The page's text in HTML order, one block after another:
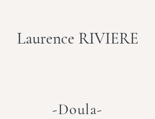
Laurence RIVIERE
-Doula-